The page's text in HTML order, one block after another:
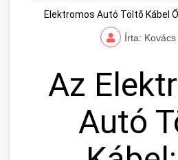
Elektromos Autó Töltő Kábel
Írta:
Az
Autó